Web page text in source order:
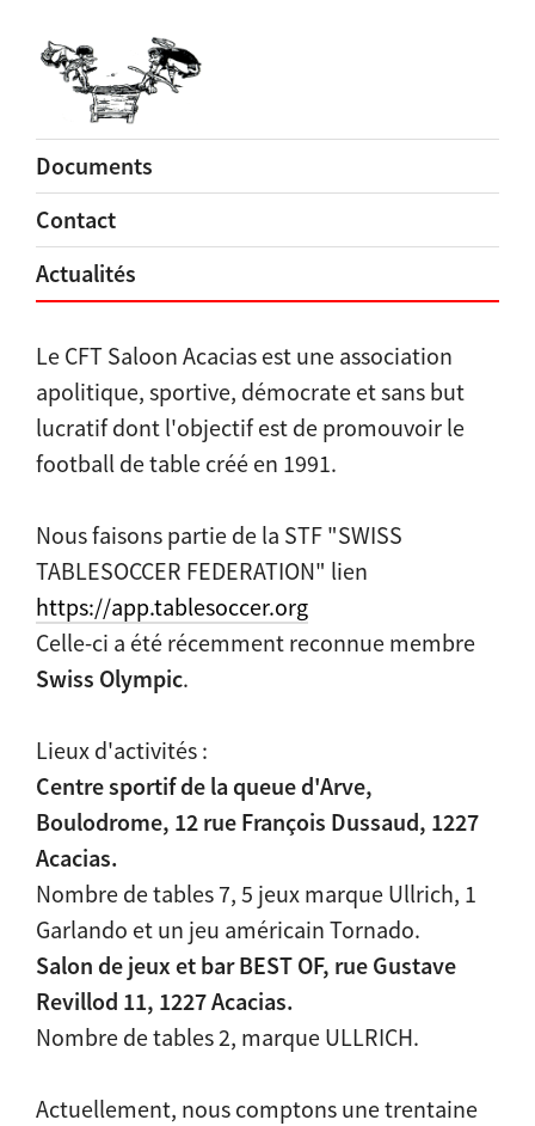
Documents
Contact
Actualités
Le CFT Saloon Acacias est une association
apolitique, sportive, démocrate et sans but
lucratif dont l'objectif est de promouvoir le
football de table créé en 1991.
Nous faisons partie de la STF "SWISS
TABLESOCCER FEDERATION" lien
https://app.tablesoccer.org
Celle-ci a été récemment reconnue membre
Swiss Olympic.
Lieux d'activités :
Centre sportif de la queue d'Arve,
Boulodrome, 12 rue François Dussaud, 1227
Acacias.
Nombre de tables 7, 5 jeux marque Ullrich, 1
Garlando et un jeu américain Tornado.
Salon de jeux et bar BEST OF, rue Gustave
Revillod 11, 1227 Acacias.
Nombre de tables 2, marque ULLRICH.
Actuellement, nous comptons une trentaine